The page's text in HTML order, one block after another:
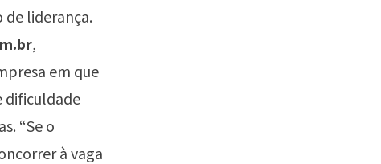
liderança.
,
em que
dificuldade
“Se o
à vaga